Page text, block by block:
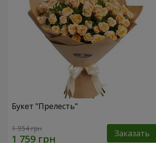
Букет "Прелесть"
1 954 грн Заказать